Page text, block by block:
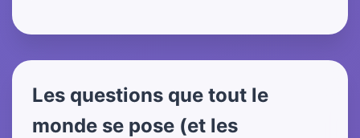
Les questions que tout le
monde se pose (et les